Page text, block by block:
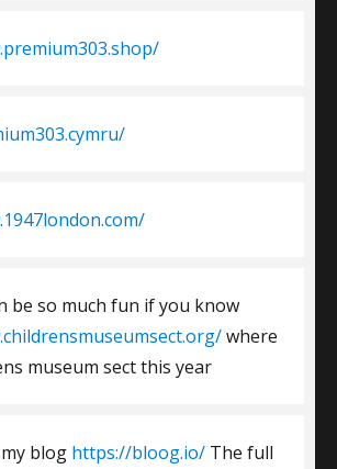
be so much fun if you know
where
museum sect this year
blog https://bloog.io/ The full